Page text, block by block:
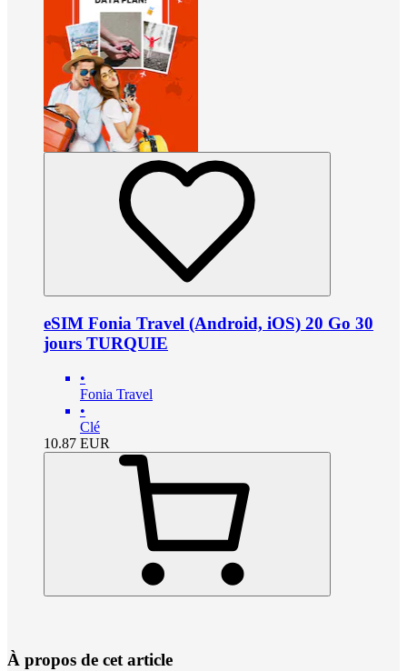
eSIM Fonia Travel (Android, iOS) 20 Go 30
jours TURQUIE
•
Fonia Travel
•
Clé
10.87 EUR
À propos de cet article